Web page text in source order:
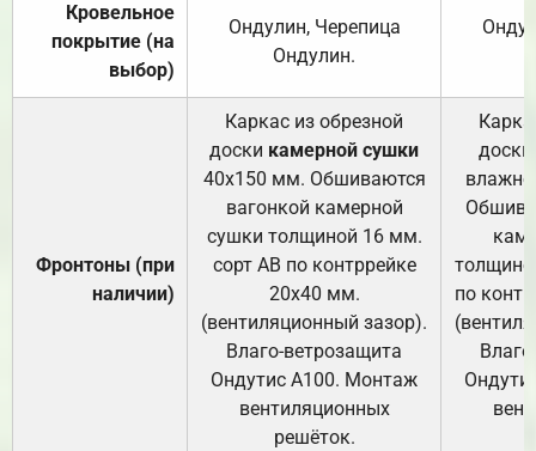
Кровельное
покрытие (на
выбор)
Ондулин, Черепица
Ондулин.
Фронтоны (при
наличии)
Каркас из обрезной
доски камерной сушки
40х150 мм. Обшиваются
вагонкой камерной
сушки толщиной 16 мм.
сорт АВ по контррейке
20х40 мм.
(вентиляционный зазор).
Влаго-ветрозащита
Ондутис А100. Монтаж
вентиляционных
решёток.
доски
по